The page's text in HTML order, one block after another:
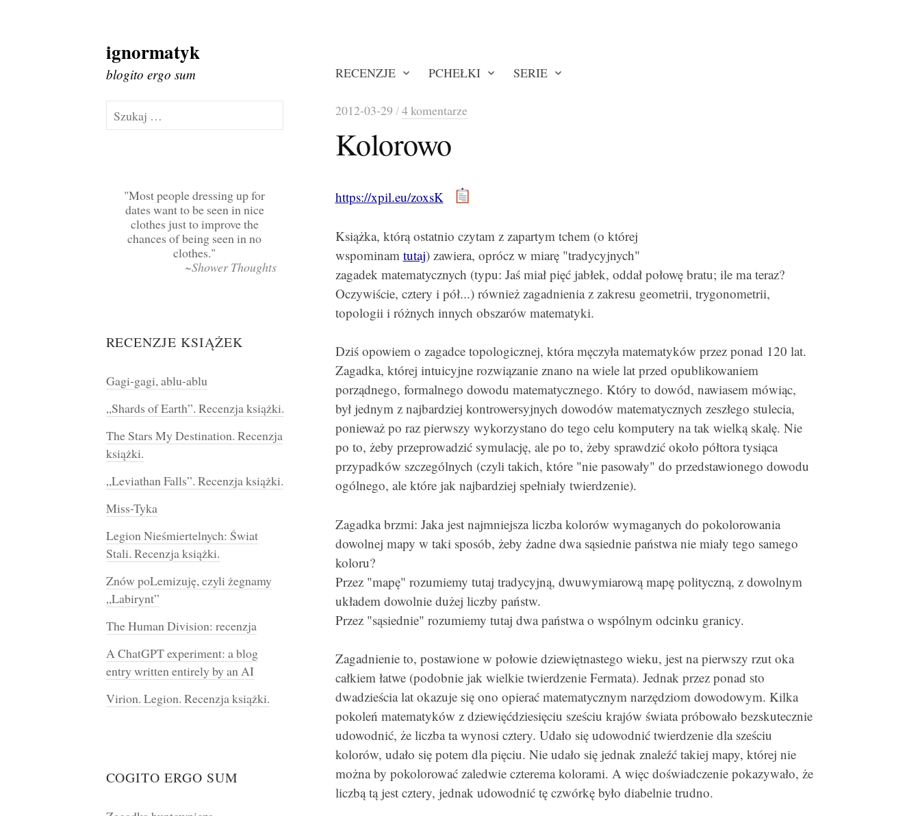
Skip
to
content
ignormatyk
blogito ergo sum RECENZJE PCHEŁKI SERIE
2012-03-29 /4 komentarze
Kolorowo
https://xpil.eu/zoxsK
Książka, którą ostatnio czytam z zapartym tchem (o której
wspominam tutaj) zawiera, oprócz w miarę "tradycyjnych"
zagadek matematycznych (typu: Jaś miał pięć jabłek, oddał połowę bratu; ile ma teraz?
Oczywiście, cztery i pół...) również zagadnienia z zakresu geometrii, trygonometrii,
topologii i różnych innych obszarów matematyki.
Dziś opowiem o zagadce topologicznej, która męczyła matematyków przez ponad 120 lat.
Zagadka, której intuicyjne rozwiązanie znano na wiele lat przed opublikowaniem
porządnego, formalnego dowodu matematycznego. Który to dowód, nawiasem mówiąc,
był jednym z najbardziej kontrowersyjnych dowodów matematycznych zeszłego stulecia,
ponieważ po raz pierwszy wykorzystano do tego celu komputery na tak wielką skalę. Nie
po to, żeby przeprowadzić symulację, ale po to, żeby sprawdzić około półtora tysiąca
przypadków szczególnych (czyli takich, które "nie pasowały" do przedstawionego dowodu
ogólnego, ale które jak najbardziej spełniały twierdzenie).
Zagadka brzmi: Jaka jest najmniejsza liczba kolorów wymaganych do pokolorowania
dowolnej mapy w taki sposób, żeby żadne dwa sąsiednie państwa nie miały tego samego
koloru?
Przez "mapę" rozumiemy tutaj tradycyjną, dwuwymiarową mapę polityczną, z dowolnym
układem dowolnie dużej liczby państw.
Przez "sąsiednie" rozumiemy tutaj dwa państwa o wspólnym odcinku granicy.
Zagadnienie to, postawione w połowie dziewiętnastego wieku, jest na pierwszy rzut oka
całkiem łatwe (podobnie jak wielkie twierdzenie Fermata). Jednak przez ponad sto
dwadzieścia lat okazuje się ono opierać matematycznym narzędziom dowodowym. Kilka
pokoleń matematyków z dziewięćdziesięciu sześciu krajów świata próbowało bezskutecznie
udowodnić, że liczba ta wynosi cztery. Udało się udowodnić twierdzenie dla sześciu
kolorów, udało się potem dla pięciu. Nie udało się jednak znaleźć takiej mapy, której nie
można by pokolorować zaledwie czterema kolorami. A więc doświadczenie pokazywało, że
liczbą tą jest cztery, jednak udowodnić tę czwórkę było diabelnie trudno.
Szukaj:
Most people dressing up for
dates want to be seen in nice
clothes just to improve the
chances of being seen in no
clothes.
~Shower Thoughts
RECENZJE KSIĄŻEK
Gagi-gagi, ablu-ablu
„Shards of Earth”. Recenzja książki.
The Stars My Destination. Recenzja
książki.
„Leviathan Falls”. Recenzja książki.
Miss-Tyka
Legion Nieśmiertelnych: Świat
Stali. Recenzja książki.
Znów poLemizuję, czyli żegnamy
„Labirynt”
The Human Division: recenzja
A ChatGPT experiment: a blog
entry written entirely by an AI
Virion. Legion. Recenzja książki.
COGITO ERGO SUM